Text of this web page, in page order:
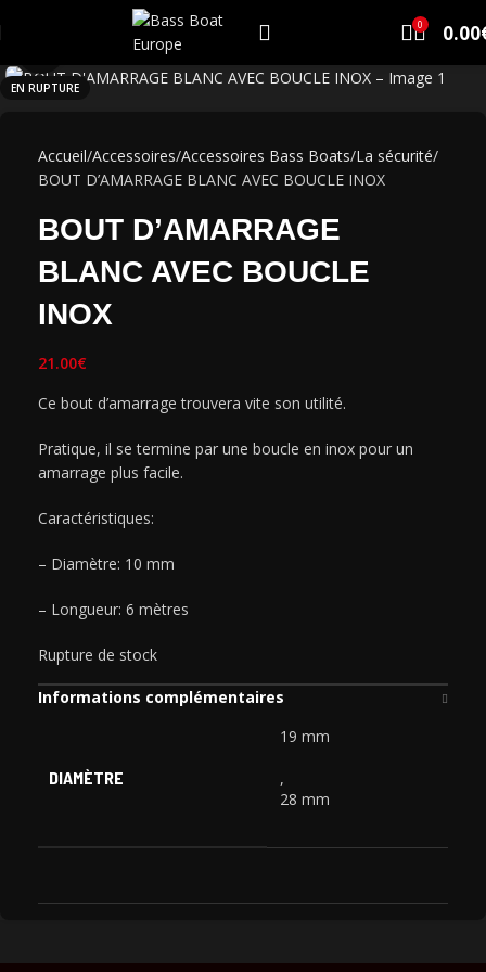
0 0.00
EN RUPTURE
Click to enlarge
Accueil Accessoires Accessoires Bass Boats La sécurité
BOUT D’AMARRAGE BLANC AVEC BOUCLE INOX
BOUT D’AMARRAGE
BLANC AVEC BOUCLE
INOX
21.00€
Ce bout d’amarrage trouvera vite son utilité.
Pratique, il se termine par une boucle en inox pour un
amarrage plus facile.
Caractéristiques:
– Diamètre: 10 mm
– Longueur: 6 mètres
Rupture de stock
Informations complémentaires
DIAMÈTRE
19 mm
,
28 mm